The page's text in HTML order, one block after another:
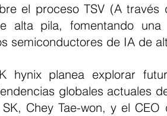
el proceso TSV (A través
alta pila, fomentando una
semiconductores de IA de
globales actuales
Chey Tae-won, y el CEO